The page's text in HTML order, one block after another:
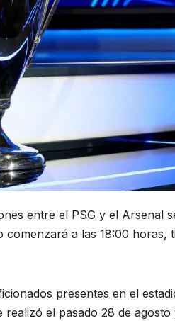
entre el PSG y el Arsenal
a las 18:00 horas,
presentes en el
el pasado 28 de